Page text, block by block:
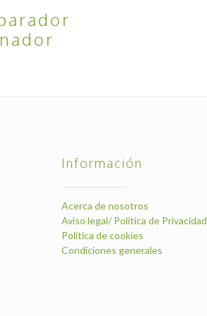
Información
Acerca de nosotros
Aviso legal/ Política de Privacidad
Política de cookies
Condiciones generales